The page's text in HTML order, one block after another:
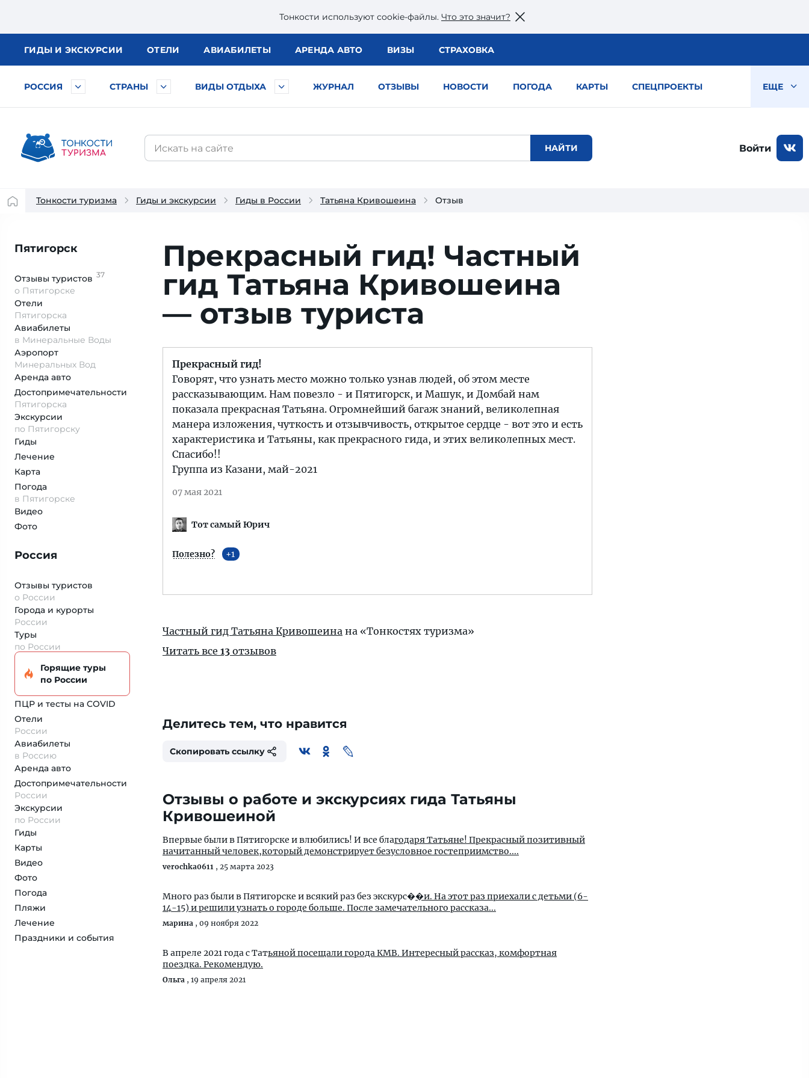
Тонкости используют сookie-файлы. Что это значит?
ГИДЫ И ЭКСКУРСИИ ОТЕЛИ АВИАБИЛЕТЫ АРЕНДА АВТО ВИЗЫ СТРАХОВКА
РОССИЯ СТРАНЫ ВИДЫ ОТДЫХА ЖУРНАЛ ОТЗЫВЫ НОВОСТИ ПОГОДА КАРТЫ СПЕЦПРОЕКТЫ ЕЩЕ
Войти
Тонкости туризма Гиды и экскурсии Гиды в России Татьяна Кривошеина Отзыв
Пятигорск
Отзывы туристов 37
о Пятигорске
Отели
Пятигорска
Авиабилеты
в Минеральные Воды
Аэропорт
Минеральных Вод
Аренда авто
Достопримеча­тельности
Пятигорска
Экскурсии
по Пятигорску
Гиды
Лечение
Карта
Погода
в Пятигорске
Видео
Фото
Россия
Отзывы туристов
о России
Города и курорты
России
Туры
по России
Горящие туры
по России
ПЦР и тесты на COVID
Отели
России
Авиабилеты
в Россию
Аренда авто
Достопримеча­тельности
России
Экскурсии
по России
Гиды
Карты
Видео
Фото
Погода
Пляжи
Лечение
Праздники и события
Прекрасный гид! Частный
гид Татьяна Кривошеина
— отзыв туриста
Прекрасный гид!
Говорят, что узнать место можно только узнав людей, об этом месте
рассказывающим. Нам повезло - и Пятигорск, и Машук, и Домбай нам
показала прекрасная Татьяна. Огромнейший багаж знаний, великолепная
манера изложения, чуткость и отзывчивость, открытое сердце - вот это и есть
характеристика и Татьяны, как прекрасного гида, и этих великолепных мест.
Спасибо!!
Группа из Казани, май-2021
07 мая 2021
Тот самый Юрич
Полезно? 1
Частный гид Татьяна Кривошеина на «Тонкостях туризма»
Читать все 13 отзывов
Делитесь тем, что нравится
Скопировать ссылку
Отзывы о работе и экскурсиях гида Татьяны
Кривошеиной
Впервые были в Пятигорске и влюбились! И все благодаря Татьяне! Прекрасный позитивный
начитанный человек,который демонстрирует безусловное гостеприимство....
verochka0611 , 25 марта 2023
Много раз были в Пятигорске и всякий раз без экскурс��и. На этот раз приехали с детьми (6-
14-15) и решили узнать о городе больше. После замечательного рассказа...
марина , 09 ноября 2022
В апреле 2021 года с Татьяной посещали города КМВ. Интересный рассказ, комфортная
поездка. Рекомендую.
Ольга , 19 апреля 2021